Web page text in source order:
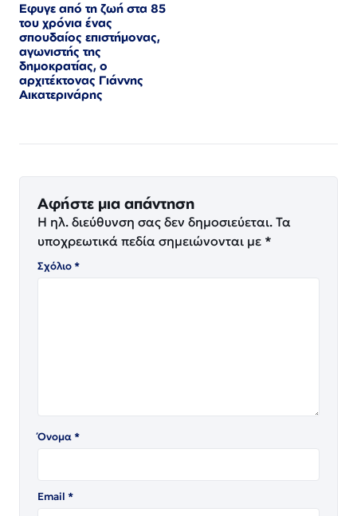
Εφυγε από τη ζωή στα 85
του χρόνια ένας
σπουδαίος επιστήμονας,
αγωνιστής της
δημοκρατίας, ο
αρχιτέκτονας Γιάννης
Αικατερινάρης
Αφήστε μια απάντηση
Η ηλ. διεύθυνση σας δεν δημοσιεύεται. Τα
υποχρεωτικά πεδία σημειώνονται με *
Σχόλιο*
Όνομα*
Email *